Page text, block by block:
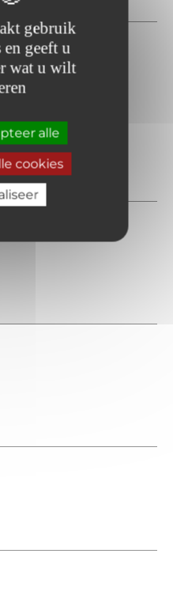
gebruik
geeft u
wat u wilt
alle
cookies